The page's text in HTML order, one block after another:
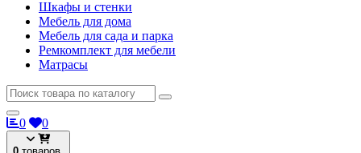
Шкафы и стенки
Мебель для дома
Мебель для сада и парка
Ремкомплект для мебели
Матрасы
0 0